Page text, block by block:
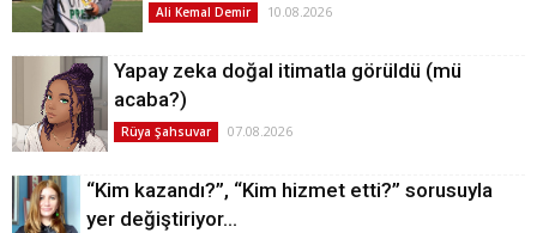
Ali Kemal Demir 10.08.2026
Yapay zeka doğal itimatla görüldü (mü
acaba?)
Rüya Şahsuvar 07.08.2026
“Kim kazandı?”, “Kim hizmet etti?” sorusuyla
yer değiştiriyor…